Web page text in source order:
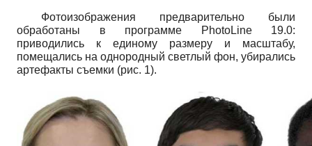
Фотоизображения предварительно были
обработаны в программе
PhotoLine
19.0:
приводились к единому размеру и масштабу,
помещались на однородный светлый фон, убирались
артефакты съемки (рис. 1).